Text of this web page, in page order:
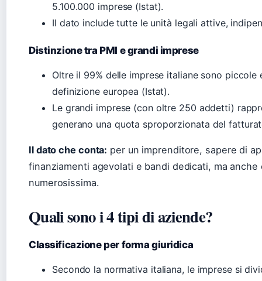
5.100.000 imprese (Istat).
Il dato include tutte le unità legali attive,
Distinzione tra PMI e grandi imprese
Oltre il 99% delle imprese italiane sono piccole
definizione europea (Istat).
Le grandi imprese (con oltre 250 addetti)
generano una quota sproporzionata del
Il dato che conta: per un imprenditore, sapere di
finanziamenti agevolati e bandi dedicati, ma
numerosissima.
Quali sono i 4 tipi di aziende?
Classificazione per forma giuridica
Secondo la normativa italiana, le imprese si